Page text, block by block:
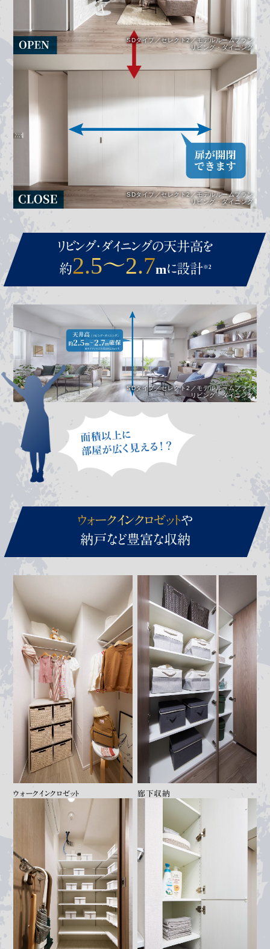
SDタイプ／セレクト2／モデルルームプラン
リビング・ダイニング
SDタイプ／セレクト2／モデルルームプラン
リビング・ダイニング
リビング・ダイニングの天井高を
約2.5〜2.7mに設計※2
SDタイプ／セレクト2／モデルルームプラン
リビング・ダイニング
ウォークインクロゼットや
納戸など豊富な収納
ウォークインクロゼット 廊下収納